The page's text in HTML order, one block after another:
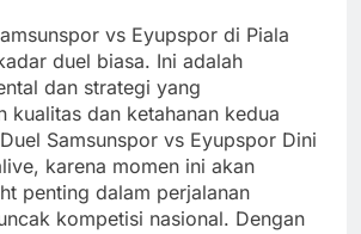
vs Eyupspor di Piala
duel biasa. Ini adalah
dan strategi yang
kualitas dan ketahanan kedua
Samsunspor vs Eyupspor Dini
karena momen ini akan
penting dalam perjalanan
kompetisi nasional. Dengan